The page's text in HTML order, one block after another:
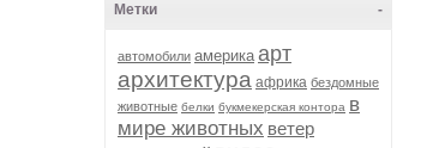
-
Метки
автомобили америка арт
архитектура африка бездомные
животные белки букмекерская контора в
мире животных ветер